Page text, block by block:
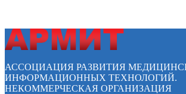
АССОЦИАЦИЯ РАЗВИТИЯ
ИНФОРМАЦИОННЫХ ТЕХНОЛОГИЙ.
НЕКОММЕРЧЕСКАЯ ОРГАНИЗАЦИЯ